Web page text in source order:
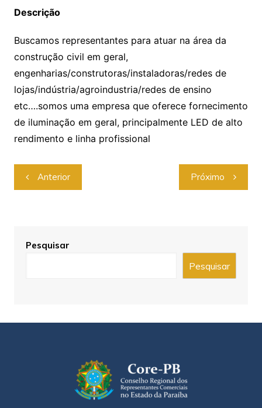
Descrição
Buscamos representantes para atuar na área da
construção civil em geral,
engenharias/construtoras/instaladoras/redes de
lojas/indústria/agroindustria/redes de ensino
etc….somos uma empresa que oferece fornecimento
de iluminação em geral, principalmente LED de alto
rendimento e linha profissional
Anterior Próximo
Pesquisar
Pesquisar